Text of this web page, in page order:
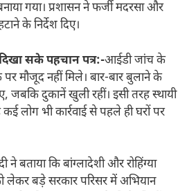
गया। प्रशासन ने फर्जी मदरसा और
के निर्देश दिए।
सके पहचान पत्र:-आईडी जांच के
पर मौजूद नहीं मिले। बार-बार बुलाने के
जबकि दुकानें खुली रहीं। इसी तरह स्थायी
लोग भी कार्रवाई से पहले ही घरों पर
ने बताया कि बांग्लादेशी और रोहिंग्या
बड़े सरकार परिसर में अभियान